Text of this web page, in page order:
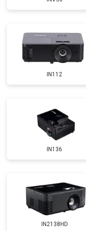
IN112
IN136
IN2138HD